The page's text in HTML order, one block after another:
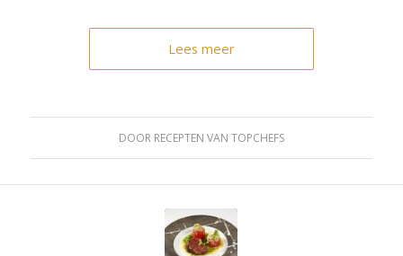
Lees meer
DOOR RECEPTEN VAN TOPCHEFS